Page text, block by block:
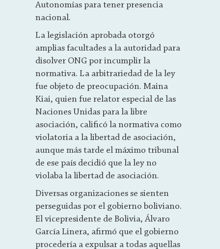
Autonomías para tener presencia
nacional.
La legislación aprobada otorgó
amplias facultades a la autoridad para
disolver ONG por incumplir la
normativa. La arbitrariedad de la ley
fue objeto de preocupación. Maina
Kiai, quien fue relator especial de las
Naciones Unidas para la libre
asociación, calificó la normativa como
violatoria a la libertad de asociación,
aunque más tarde el máximo tribunal
de ese país decidió que la ley no
violaba la libertad de asociación.
Diversas organizaciones se sienten
perseguidas por el gobierno boliviano.
El vicepresidente de Bolivia, Álvaro
García Linera, afirmó que el gobierno
procedería a expulsar a todas aquellas